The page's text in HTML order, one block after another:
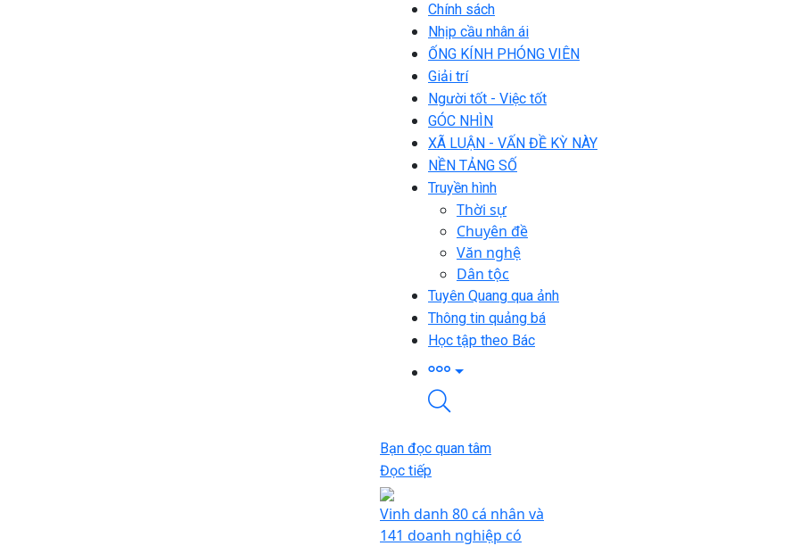
Chính sách
Nhịp cầu nhân ái
ỐNG KÍNH PHÓNG VIÊN
Giải trí
Người tốt - Việc tốt
GÓC NHÌN
XÃ LUẬN - VẤN ĐỀ KỲ NÀY
NỀN TẢNG SỐ
Truyền hình
Thời sự
Chuyên đề
Văn nghệ
Dân tộc
Tuyên Quang qua ảnh
Thông tin quảng bá
Học tập theo Bác
Bạn đọc quan tâm
Đọc tiếp
Vinh danh 80 cá nhân và
141 doanh nghiệp có